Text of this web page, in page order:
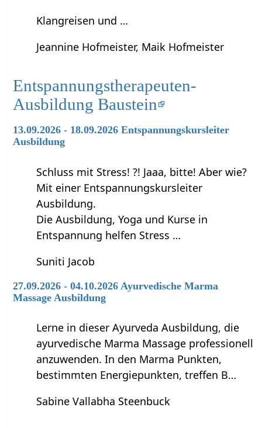
Klangreisen und …
Jeannine Hofmeister, Maik Hofmeister
Entspannungstherapeuten-
Ausbildung Baustein
13.09.2026 - 18.09.2026 Entspannungskursleiter
Ausbildung
Schluss mit Stress! ?! Jaaa, bitte! Aber wie?
Mit einer Entspannungskursleiter
Ausbildung.
Die Ausbildung, Yoga und Kurse in
Entspannung helfen Stress …
Suniti Jacob
27.09.2026 - 04.10.2026 Ayurvedische Marma
Massage Ausbildung
Lerne in dieser Ayurveda Ausbildung, die
ayurvedische Marma Massage professionell
anzuwenden. In den Marma Punkten,
bestimmten Energiepunkten, treffen B…
Sabine Vallabha Steenbuck